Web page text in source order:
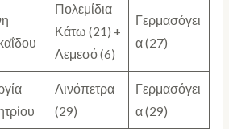
Πολεμίδια
Κάτω (21) +
Λεμεσό (6)
Γερμασόγει
α (27)
Λινόπετρα
(29)
Γερμασόγει
α (29)